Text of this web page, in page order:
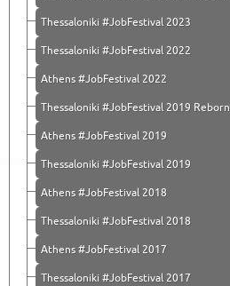
Thessaloniki #JobFestival 2023
Thessaloniki #JobFestival 2022
Athens #JobFestival 2022
Thessaloniki #JobFestival 2019 Reborn
Athens #JobFestival 2019
Thessaloniki #JobFestival 2019
Athens #JobFestival 2018
Thessaloniki #JobFestival 2018
Athens #JobFestival 2017
Τhessaloniki #JobFestival 2017